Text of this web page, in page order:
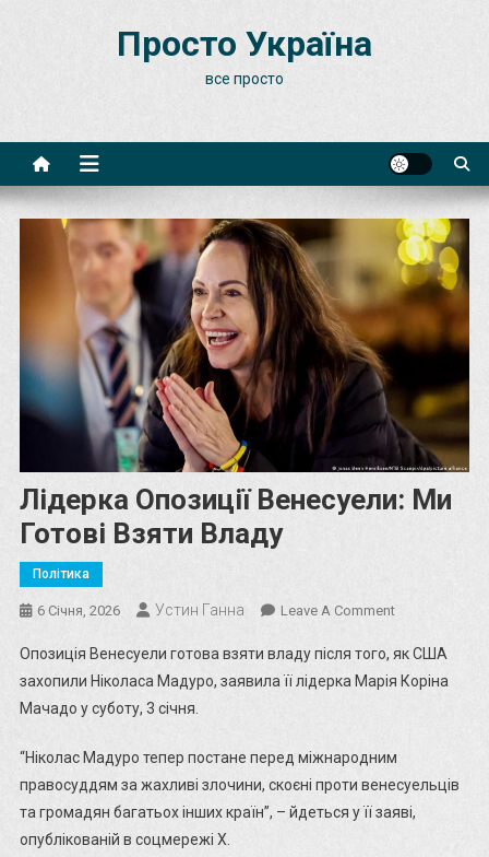
Просто Україна
все просто
Лідерка Опозиції Венесуели: Ми
Готові Взяти Владу
Політика
6 Січня, 2026 Устин Ганна Leave A CommentOn
Опозиції
Венесуели:
Взяти
Владу
Опозиція Венесуели готова взяти владу після того, як США
захопили Ніколаса Мадуро, заявила її лідерка Марія Коріна
Мачадо у суботу, 3 січня.
“Ніколас Мадуро тепер постане перед міжнародним
правосуддям за жахливі злочини, скоєні проти венесуельців
та громадян багатьох інших країн”, – йдеться у її заяві,
опублікованій в соцмережі X.